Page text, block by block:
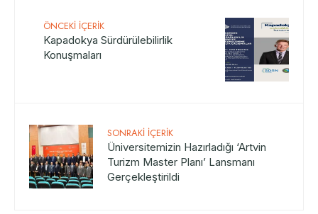
ÖNCEKI İÇERIK
Kapadokya Sürdürülebilirlik
Konuşmaları
SONRAKI İÇERIK
Üniversitemizin Hazırladığı ‘Artvin
Turizm Master Planı’ Lansmanı
Gerçekleştirildi